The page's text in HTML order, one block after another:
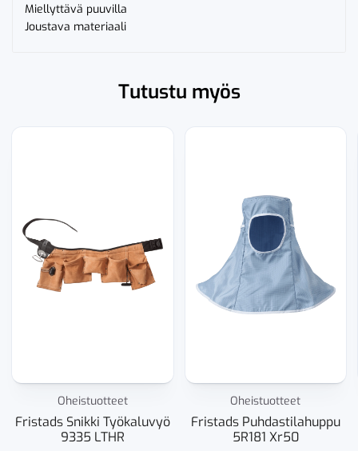
Miellyttävä puuvilla
Joustava materiaali
Tutustu myös
Oheistuotteet
Fristads Snikki Työkaluvyö
9335 LTHR
Oheistuotteet
Fristads Puhdastilahuppu
5R181 Xr50